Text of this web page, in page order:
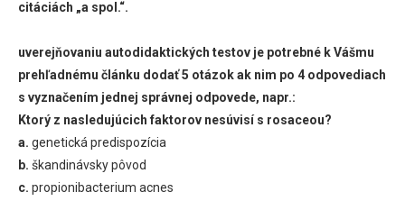
citáciách „a spol.“.
uverejňovaniu autodidaktických testov je potrebné k Vášmu
prehľadnému článku dodať 5 otázok ak nim po 4 odpovediach
s vyznačením jednej správnej odpovede, napr.:
Ktorý z nasledujúcich faktorov nesúvisí s rosaceou?
a. genetická predispozícia
b. škandinávsky pôvod
c. propionibacterium acnes